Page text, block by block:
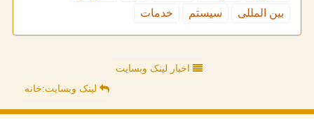
بین المللی
سیستم خدمات
اخبار لینک وبسایت
لینک وبسایت:خانه